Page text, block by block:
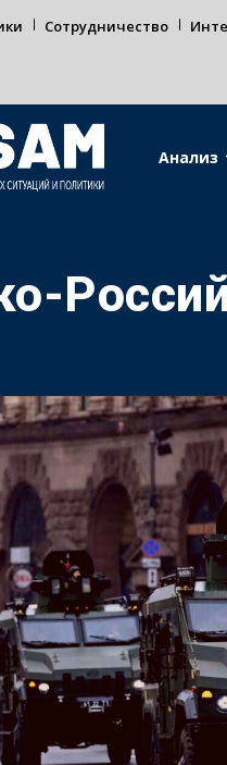
Сотрудничество
Анализ